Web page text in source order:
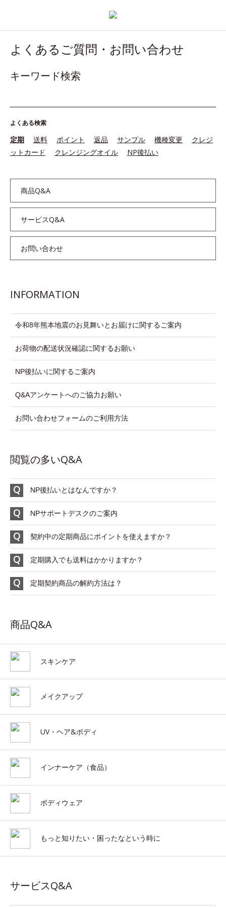
よくあるご質問・お問い合わせ
キーワード検索
よくある検索
定期 送料 ポイント 返品 サンプル 機種変更
クレジ
ットカード
クレンジングオイル NP後払い
商品Q&A
サービスQ&A
お問い合わせ
INFORMATION
令和8年熊本地震のお見舞いとお届けに関するご案内
お荷物の配送状況確認に関するお願い
NP後払いに関するご案内
Q&Aアンケートへのご協力お願い
お問い合わせフォームのご利用方法
閲覧の多いQ&A
NP後払いとはなんですか？
NPサポートデスクのご案内
契約中の定期商品にポイントを使えますか？
定期購入でも送料はかかりますか？
定期契約商品の解約方法は？
商品Q&A
スキンケア
メイクアップ
UV・ヘア&ボディ
インナーケア（食品）
ボディウェア
もっと知りたい・困ったなという時に
サービスQ&A